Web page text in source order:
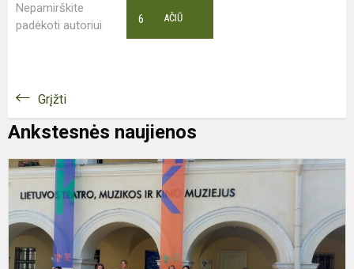
Nepamirškite
padėkoti autoriui
AČIŪ
6
Grįžti
Ankstesnės naujienos